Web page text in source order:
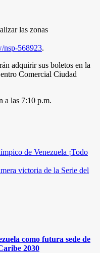
las zonas
nsp-568923.
adquirir sus boletos en la
Comercial Ciudad
a las 7:10 p.m.
de Venezuela ¡Todo
victoria de la Serie del
como futura sede de
2030